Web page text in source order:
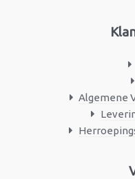
Algemene